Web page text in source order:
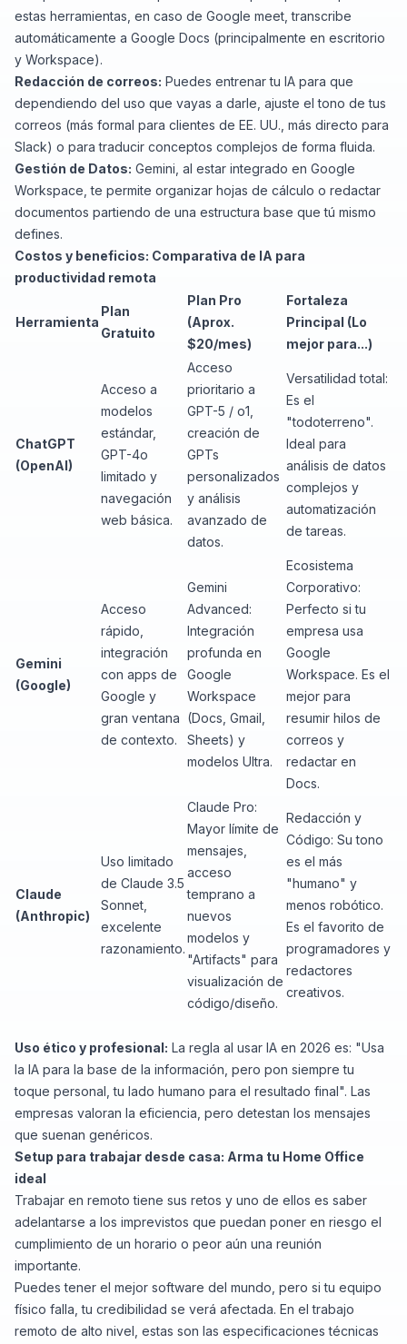
estas herramientas, en caso de Google meet, transcribe
automáticamente a Google Docs (principalmente en escritorio
y Workspace).
Redacción de correos: Puedes entrenar tu IA para que
dependiendo del uso que vayas a darle, ajuste el tono de tus
correos (más formal para clientes de EE. UU., más directo para
Slack) o para traducir conceptos complejos de forma fluida.
Gestión de Datos: Gemini, al estar integrado en Google
Workspace, te permite organizar hojas de cálculo o redactar
documentos partiendo de una estructura base que tú mismo
defines.
Costos y beneficios: Comparativa de IA para
productividad remota
Herramienta
Plan
Gratuito
Plan Pro
(Aprox.
$20/mes)
Fortaleza
Principal (Lo
mejor para...)
ChatGPT
(OpenAI)
Acceso a
modelos
estándar,
GPT-4o
limitado y
navegación
web básica.
Acceso
prioritario a
GPT-5 / o1,
creación de
GPTs
personalizados
y análisis
avanzado de
datos.
Versatilidad total:
Es el
"todoterreno".
Ideal para
análisis de datos
complejos y
automatización
de tareas.
Gemini
(Google)
Acceso
rápido,
integración
con apps de
Google y
gran ventana
de contexto.
Gemini
Advanced:
Integración
profunda en
Google
Workspace
(Docs, Gmail,
Sheets) y
modelos Ultra.
Ecosistema
Corporativo:
Perfecto si tu
empresa usa
Google
Workspace. Es el
mejor para
resumir hilos de
correos y
redactar en
Docs.
Claude
(Anthropic)
Uso limitado
de Claude 3.5
Sonnet,
excelente
razonamiento.
Claude Pro:
Mayor límite de
mensajes,
acceso
temprano a
nuevos
modelos y
"Artifacts" para
visualización de
código/diseño.
Redacción y
Código: Su tono
es el más
"humano" y
menos robótico.
Es el favorito de
programadores y
redactores
creativos.
Uso ético y profesional: La regla al usar IA en 2026 es: "Usa
la IA para la base de la información, pero pon siempre tu
toque personal, tu lado humano para el resultado final". Las
empresas valoran la eficiencia, pero detestan los mensajes
que suenan genéricos.
Setup para trabajar desde casa: Arma tu Home Office
ideal
Trabajar en remoto tiene sus retos y uno de ellos es saber
adelantarse a los imprevistos que puedan poner en riesgo el
cumplimiento de un horario o peor aún una reunión
importante.
Puedes tener el mejor software del mundo, pero si tu equipo
físico falla, tu credibilidad se verá afectada. En el trabajo
remoto de alto nivel, estas son las especificaciones técnicas